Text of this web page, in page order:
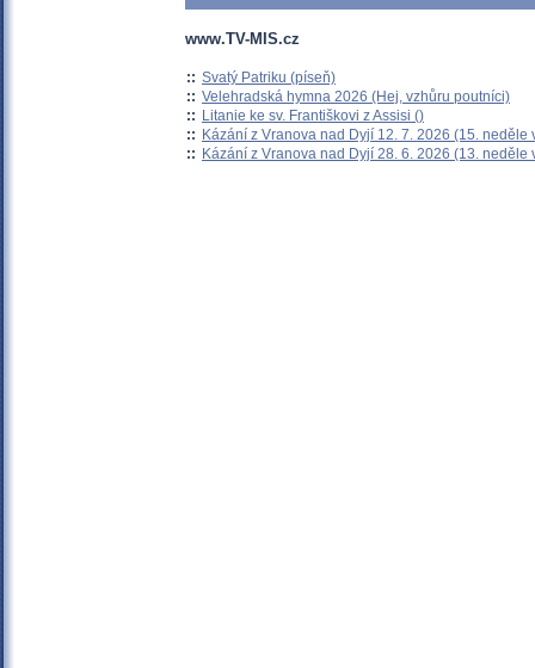
www.TV-MIS.cz
:: Svatý Patriku (píseň)
:: Velehradská hymna 2026 (Hej, vzhůru poutníci)
:: Litanie ke sv. Františkovi z Assisi ()
:: Kázání z Vranova nad Dyjí 12. 7. 2026 (15. neděle
:: Kázání z Vranova nad Dyjí 28. 6. 2026 (13. neděle